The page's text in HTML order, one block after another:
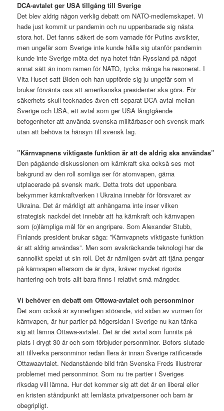
DCA-avtalet ger USA tillgång till Sverige
Det blev aldrig någon verklig debatt om NATO-medlemskapet. Vi
hade just kommit ur pandemin och nu uppenbarade sig nästa
stora hot. Det fanns säkert de som varnade för Putins avsikter,
men ungefär som Sverige inte kunde hålla sig utanför pandemin
kunde inte Sverige möta det nya hotet från Ryssland på något
annat sätt än inom ramen för NATO, tycks många ha resonerat. I
Vita Huset satt Biden och han uppförde sig ju ungefär som vi
brukar förvänta oss att amerikanska presidenter ska göra. För
säkerhets skull tecknades även ett separat DCA-avtal mellan
Sverige och USA, ett avtal som ger USA långtgående
befogenheter att använda svenska militärbaser och svensk mark
utan att behöva ta hänsyn till svensk lag.
”Kärnvapnens viktigaste funktion är att de aldrig ska användas”
Den pågående diskussionen om kärnkraft ska också ses mot
bakgrund av den roll somliga ser för atomvapen, gärna
utplacerade på svensk mark. Detta trots det uppenbara
bekymmer kärnkraftverken i Ukraina innebär för försvaret av
Ukraina. Det är märkligt att anhängarna inte inser vilken
strategisk nackdel det innebär att ha kärnkraft och kärnvapen
som (o)lämpliga mål för en angripare. Som Alexander Stubb,
Finlands president brukar säga: ”Kärnvapnets viktigaste funktion
är att aldrig användas”. Men som avskräckande teknologi har de
sannolikt spelat ut sin roll. Det är nämligen svårt att tjäna pengar
på kärnvapen eftersom de är dyra, kräver mycket rigorös
hantering och trots allt bara finns i relativt små mängder.
Vi behöver en debatt om Ottowa-avtalet och personminor
Det som också är synnerligen störande, vid sidan av vurmen för
kärnvapen, är hur partier på högersidan i Sverige nu kan tänka
sig att lämna Ottawa-avtalet. Det är det avtal som funnits på
plats i drygt 30 år och som förbjuder personminor. Bofors slutade
att tillverka personminor redan flera år innan Sverige ratificerade
Ottawaavtalet. Nedanstående bild från Svenska Freds illustrerar
problemet med personminor. Som nu tre partier i Sveriges
riksdag vill lämna. Hur det kommer sig att det är en liberal eller
en kristen ståndpunkt att lemlästa privatpersoner och barn är
obegripligt.